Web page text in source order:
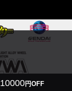
10000円OFF